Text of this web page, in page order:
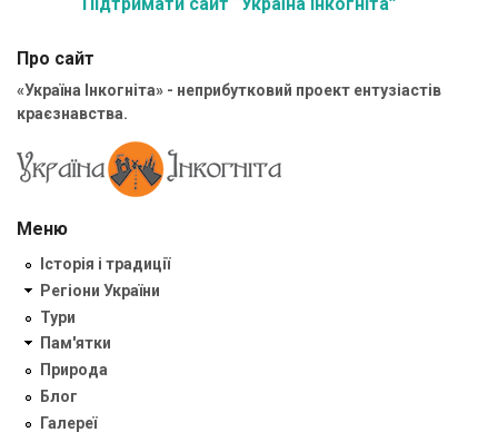
Про сайт
«Україна Інкогніта» - неприбутковий проект ентузіастів
краєзнавства.
Меню
Історія і традиції
Регіони України
Тури
Пам'ятки
Природа
Блог
Галереї